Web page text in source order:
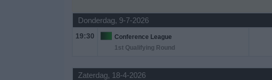
Donderdag, 9-7-2026
19:30
Conference League
1st Qualifying Round
Zaterdag, 18-4-2026